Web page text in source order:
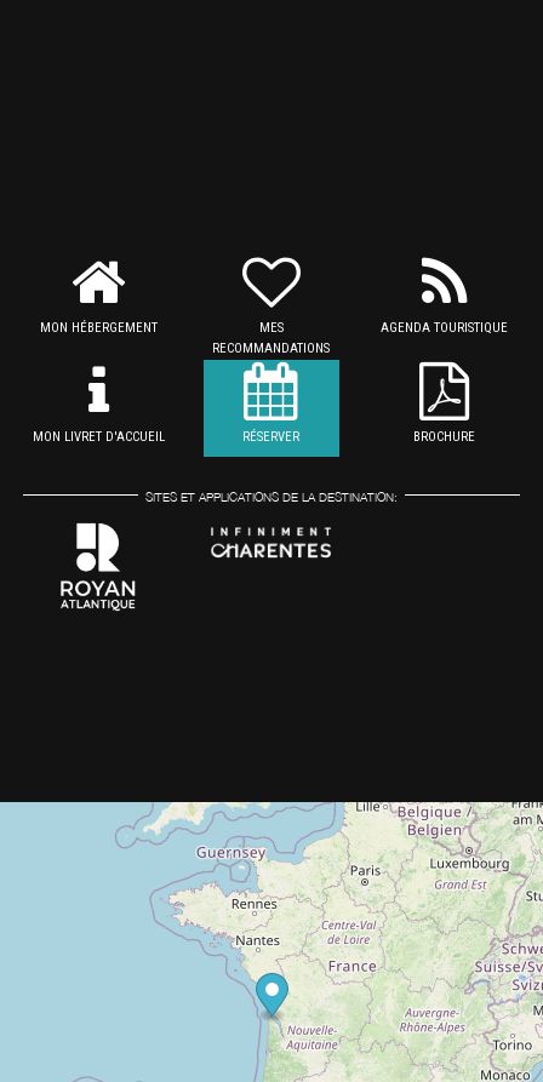
MON HÉBERGEMENT
MES
RECOMMANDATIONS
AGENDA TOURISTIQUE
MON LIVRET D'ACCUEIL RÉSERVER BROCHURE
SITES ET APPLICATIONS DE LA DESTINATION: